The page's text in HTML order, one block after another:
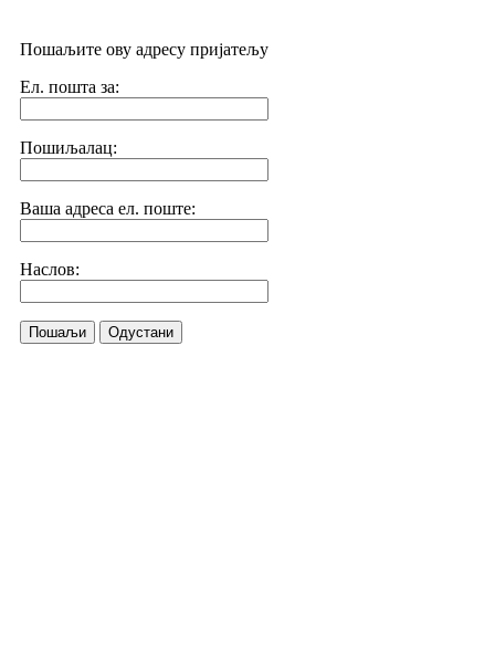
Пошаљите ову адресу пријатељу
Ел. пошта за:
Пошиљалац:
Ваша адреса ел. поште:
Наслов:
Пошаљи Одустани